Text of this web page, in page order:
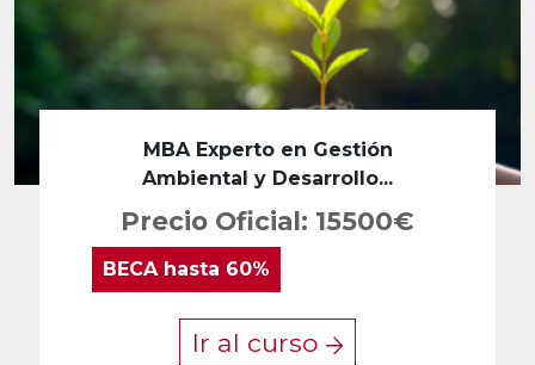
MBA Experto en Gestión
Ambiental y Desarrollo...
Precio Oficial: 15500€
BECAhasta 60%
Ir al curso